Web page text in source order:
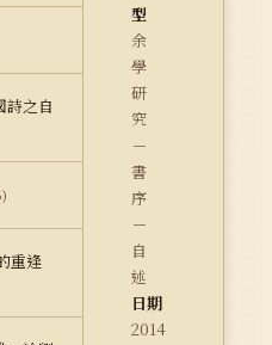
詩之自
重逢
型
余
學
研
究
－
書
序
－
自
述
日期
2014